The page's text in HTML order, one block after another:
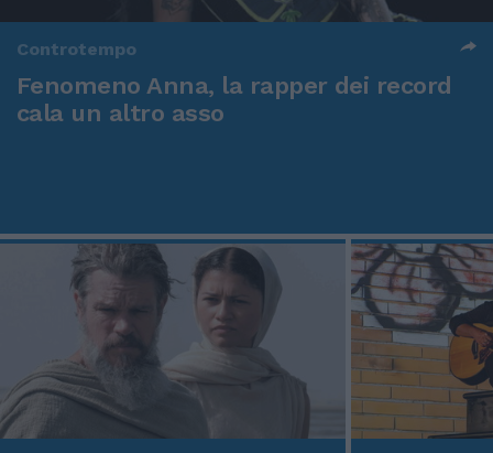
Controtempo
Fenomeno Anna, la rapper dei record
cala un altro asso